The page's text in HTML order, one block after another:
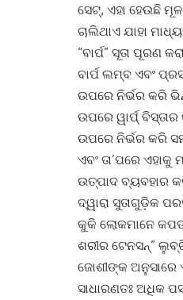
ସେଟ୍, ଏହା ହେଉଛି
ଚାଲିଥାଏ ଯାହା
“ବାର୍ପ” ସୂତା ପୂରଣ
ବାର୍ପ ଲମ୍ବ ଏବଂ
ଉପରେ ନିର୍ଭର କରି
ଉପରେ ୱାର୍ପ୍
ଉପରେ ନିର୍ଭର କରି
ଏବଂ ତା’ପରେ
ଉତ୍ପାଦ ବ୍ୟବହାର
ଦ୍ୱାରା ସୁତାଗୁଡ଼ିକ
କୁକି ଲୋକମାନେ
ଶରୀର ଟେନସନ୍”
ଜୋଶୀଙ୍କ ଅନୁସାରେ
ସାଧାରଣତଃ ଅଧିକ